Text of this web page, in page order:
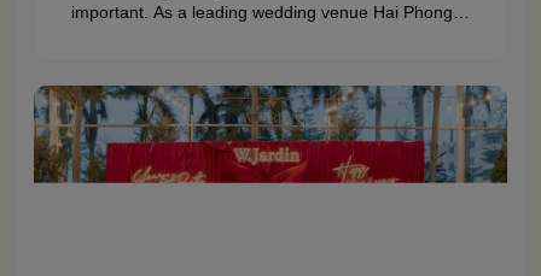
important. As a leading wedding venue Hai Phong,
the ISO 22000:2018 food safety management
system, and dedicated event support to help
couples create a seamless and memorable […]